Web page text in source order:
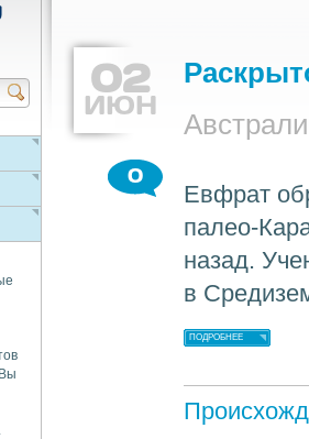
Найти
02
ИЮН
0
Евфрат
палео-
назад.
в
ПОДРОБНЕЕ